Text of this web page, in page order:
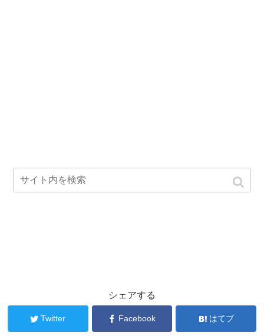
シェアする
Twitter Facebook はてブ